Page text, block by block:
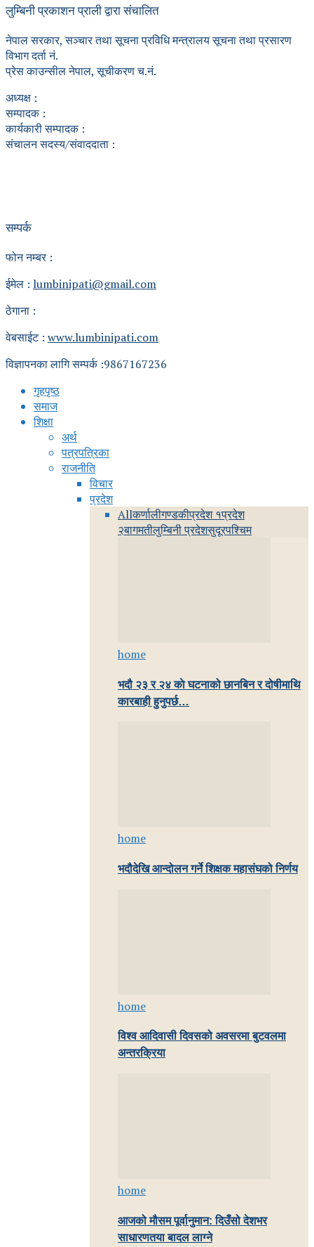
लुम्बिनी प्रकाशन प्राली द्वारा संचालित
नेपाल सरकार, सञ्चार तथा सूचना प्रविधि मन्त्रालय सूचना तथा प्रसारण
विभाग दर्ता नं.
प्रेस काउन्सील नेपाल, सूचीकरण च.नं.
अध्यक्ष :
सम्पादक :
कार्यकारी सम्पादक :
संचालन सदस्य/संवाददाता :
सम्पर्क
फोन नम्बर :
ईमेल : lumbinipati@gmail.com
ठेगाना :
वेबसाईट : www.lumbinipati.com
विज्ञापनका लागि सम्पर्क :9867167236
गृहपृष्ठ
समाज
शिक्षा
अर्थ
पत्रपत्रिका
राजनीति
विचार
प्रदेश
Allकर्णालीगण्डकीप्रदेश १प्रदेश
२बागमतीलुम्बिनी प्रदेशसुदूरपश्चिम
home
भदौ २३ र २४ काे घटनाको छानबिन र दोषीमाथि
कारबाही हुनुपर्छ…
home
भदौदेखि आन्दोलन गर्ने शिक्षक महासंघको निर्णय
home
विश्व आदिवासी दिवसको अवसरमा बुटवलमा
अन्तरक्रिया
home
आजको मौसम पूर्वानुमान: दिउँसो देशभर
साधारणतया बादल लाग्ने